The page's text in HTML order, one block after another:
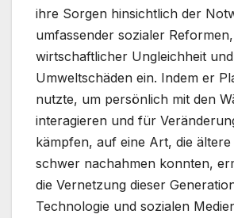
ihre Sorgen hinsichtlich der
umfassender sozialer Reformen,
wirtschaftlicher Ungleichheit und
Umweltschäden ein. Indem er
nutzte, um persönlich mit den
interagieren und für
kämpfen, auf eine Art, die
schwer nachahmen konnten,
die Vernetzung dieser
Technologie und sozialen